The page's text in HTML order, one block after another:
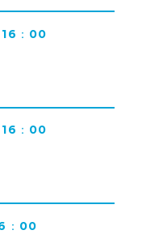
：00
：00
：00